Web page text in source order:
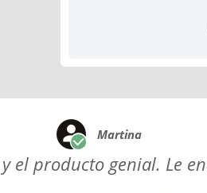
Martina
el producto genial. Le